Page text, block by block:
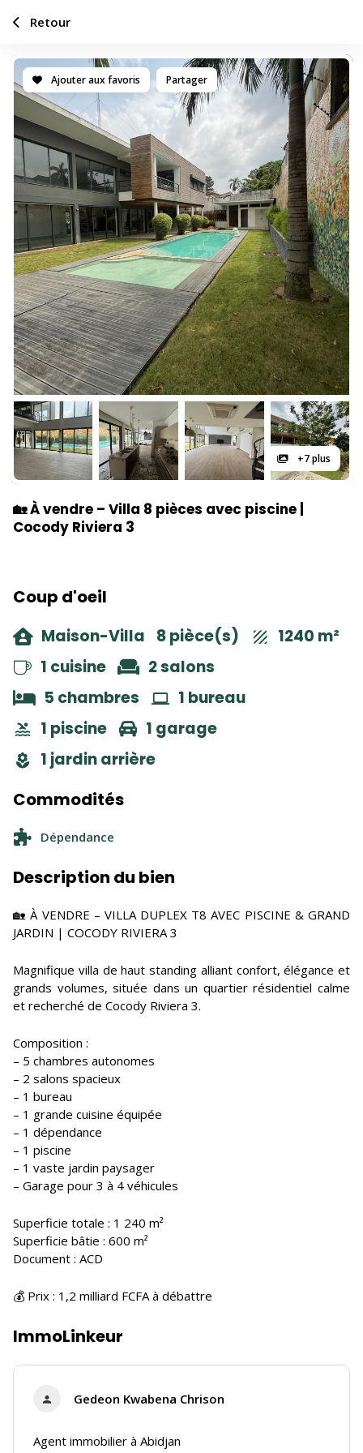
Ajouter aux favoris Partager
+7 plus
🏡 À vendre – Villa 8 pièces avec piscine |
Cocody Riviera 3
Coup d'oeil
Maison-Villa 8 pièce(s)
1240 m²
1 cuisine
2 salons
5 chambres
1 bureau
1 piscine
1 garage
1 jardin arrière
Commodités
Dépendance
Description du bien
🏡 À VENDRE – VILLA DUPLEX T8 AVEC PISCINE & GRAND
JARDIN | COCODY RIVIERA 3
Magnifique villa de haut standing alliant confort, élégance et
grands volumes, située dans un quartier résidentiel calme
et recherché de Cocody Riviera 3.
Composition :
– 5 chambres autonomes
– 2 salons spacieux
– 1 bureau
– 1 grande cuisine équipée
– 1 dépendance
– 1 piscine
– 1 vaste jardin paysager
– Garage pour 3 à 4 véhicules
Superficie totale : 1 240 m²
Superficie bâtie : 600 m²
Document : ACD
💰 Prix : 1,2 milliard FCFA à débattre
ImmoLinkeur
Gedeon Kwabena Chrison
Agent immobilier à Abidjan
Retour